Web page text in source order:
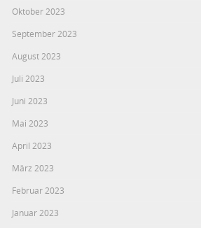
Oktober 2023
September 2023
August 2023
Juli 2023
Juni 2023
Mai 2023
April 2023
März 2023
Februar 2023
Januar 2023